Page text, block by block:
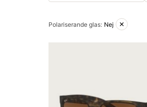
Aktiva filter
Polariserande glas: Nej